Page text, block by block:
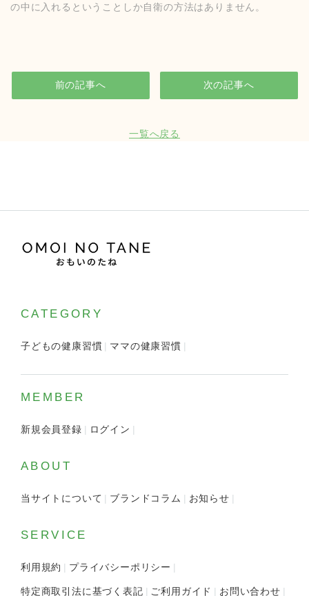
の中に入れるということしか自衛の方法はありません。
前の記事へ
一覧へ戻る
次の記事へ
CATEGORY
子どもの健康習慣 ママの健康習慣
MEMBER
新規会員登録 ログイン
ABOUT
当サイトについて ブランドコラム お知らせ
SERVICE
利用規約 プライバシーポリシー
特定商取引法に基づく表記 ご利用ガイド お問い合わせ